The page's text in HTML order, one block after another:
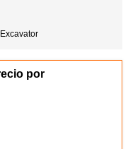
por